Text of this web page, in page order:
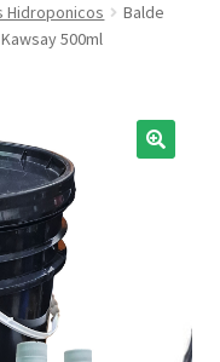
Hidroponicos
Balde
500ml